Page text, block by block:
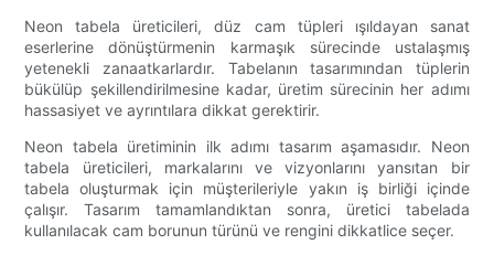
Neon tabela üreticileri, düz cam tüpleri ışıldayan sanat
eserlerine dönüştürmenin karmaşık sürecinde ustalaşmış
yetenekli zanaatkarlardır. Tabelanın tasarımından tüplerin
bükülüp şekillendirilmesine kadar, üretim sürecinin her adımı
hassasiyet ve ayrıntılara dikkat gerektirir.
Neon tabela üretiminin ilk adımı tasarım aşamasıdır. Neon
tabela üreticileri, markalarını ve vizyonlarını yansıtan bir
tabela oluşturmak için müşterileriyle yakın iş birliği içinde
çalışır. Tasarım tamamlandıktan sonra, üretici tabelada
kullanılacak cam borunun türünü ve rengini dikkatlice seçer.